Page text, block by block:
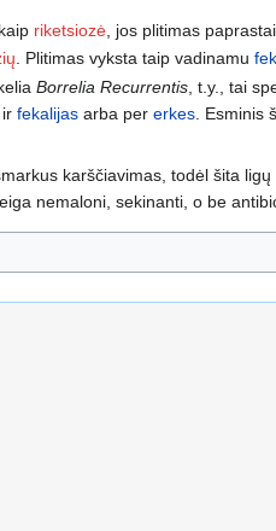
riketsiozė , jos plitimas
. Plitimas vyksta taip vadinamu
Borrelia Recurrentis , t.y., tai
irfekalijas arba pererkes .
karščiavimas, todėl šita
eiga nemaloni, sekinanti, o be